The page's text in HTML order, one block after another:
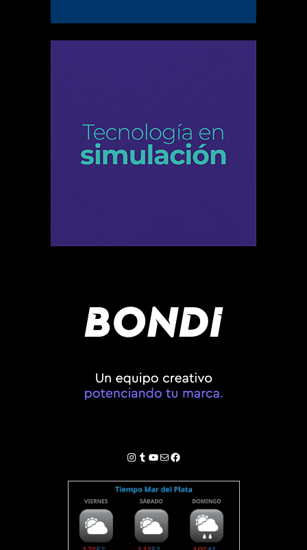
Instagram
Tumblr
YouTube
Correo electrónico
Facebook